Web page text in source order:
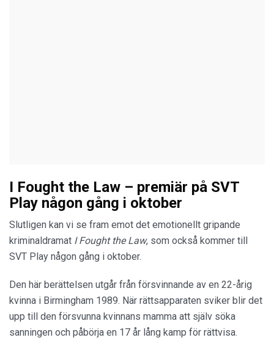
I Fought the Law – premiär på SVT
Play någon gång i oktober
Slutligen kan vi se fram emot det emotionellt gripande
kriminaldramat I Fought the Law, som också kommer till
SVT Play någon gång i oktober.
Den här berättelsen utgår från försvinnande av en 22-årig
kvinna i Birmingham 1989. När rättsapparaten sviker blir det
upp till den försvunna kvinnans mamma att själv söka
sanningen och påbörja en 17 år lång kamp för rättvisa.